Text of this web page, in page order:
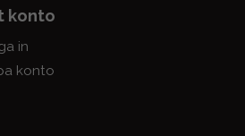
konto
in
konto